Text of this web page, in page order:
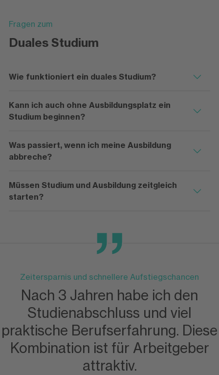
Fragen zum
Duales Studium
Wie funktioniert ein duales Studium?
Kann ich auch ohne Ausbildungsplatz ein
Studium beginnen?
Was passiert, wenn ich meine Ausbildung
abbreche?
Müssen Studium und Ausbildung zeitgleich
starten?
Zeitersparnis und schnellere Aufstiegschancen
Nach 3 Jahren habe ich den
Studienabschluss und viel
praktische Berufserfahrung. Diese
Kombination ist für Arbeitgeber
attraktiv.